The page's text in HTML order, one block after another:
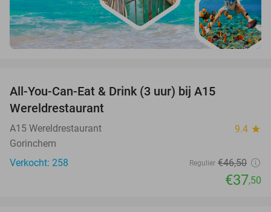
All-You-Can-Eat & Drink (3 uur) bij A15
Wereldrestaurant
A15 Wereldrestaurant 9.4 star
Gorinchem
Verkocht: 258
Regulier €46,50
€37,50